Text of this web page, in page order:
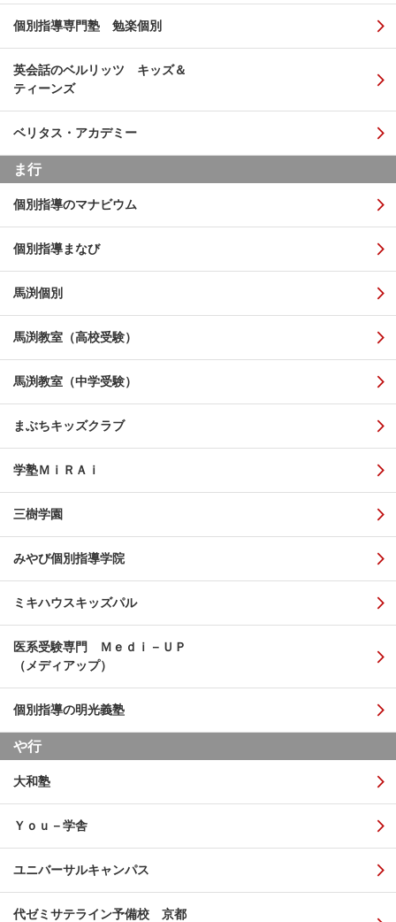
個別指導専門塾 勉楽個別
英会話のベルリッツ キッズ＆
ティーンズ
ベリタス・アカデミー
ま行
個別指導のマナビウム
個別指導まなび
馬渕個別
馬渕教室（高校受験）
馬渕教室（中学受験）
まぶちキッズクラブ
学塾ＭｉＲＡｉ
三樹学園
みやび個別指導学院
ミキハウスキッズパル
医系受験専門 Ｍｅｄｉ－ＵＰ
（メディアップ）
個別指導の明光義塾
や行
大和塾
Ｙｏｕ－学舎
ユニバーサルキャンパス
代ゼミサテライン予備校 京都